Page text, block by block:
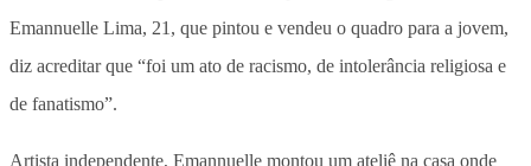
Emannuelle Lima, 21, que pintou e vendeu o quadro para a jovem,
diz acreditar que “foi um ato de racismo, de intolerância religiosa e
de fanatismo”.
Artista independente, Emannuelle montou um ateliê na casa onde